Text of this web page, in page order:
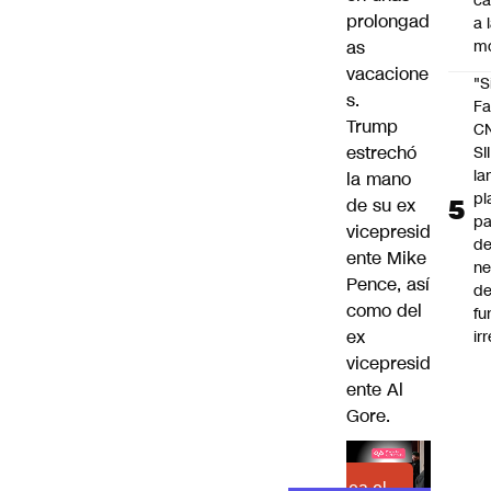
prolongad
as
vacacione
s.
Trump
estrechó
la mano
de su ex
vicepresid
ente Mike
Pence, así
como del
ex
vicepresid
ente Al
Gore.
a
SII
de